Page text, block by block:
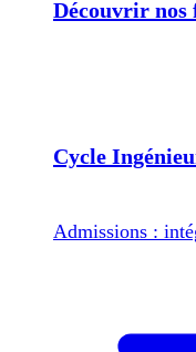
Découvrir nos
Cycle
Admissions :